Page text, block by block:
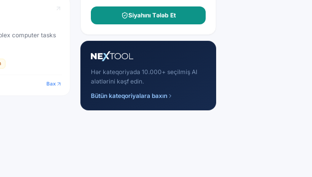
computer tasks
Bax
Siyahını Tələb Et
Hər kateqoriyada 10.000+ seçilmiş AI
alətlərini kəşf edin.
Bütün kateqoriyalara baxın